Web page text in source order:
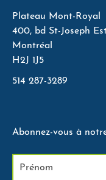
Plateau Mont-Royal
400, bd St-Joseph
Montréal
H2J 1J5
514 287-3289
Abonnez-vous à